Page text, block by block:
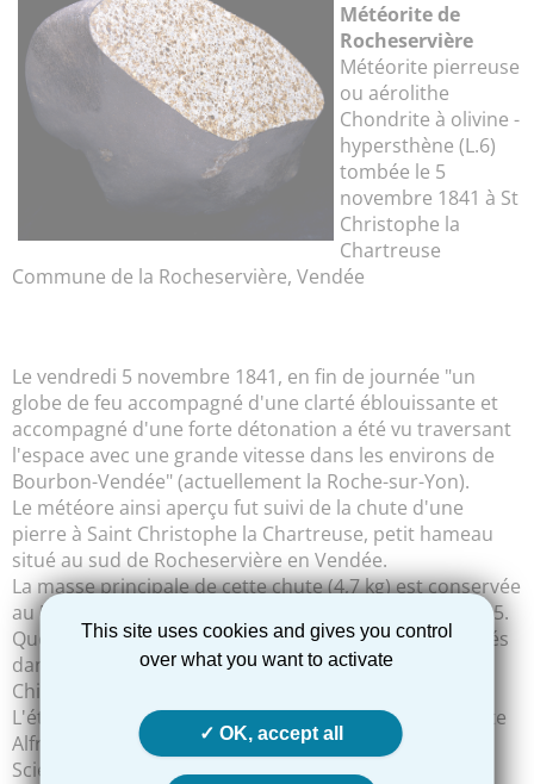
Météorite de
Rocheservière
Météorite pierreuse
ou aérolithe
Chondrite à olivine -
hypersthène (L.6)
tombée le 5
novembre 1841 à St
Christophe la
Chartreuse
Commune de la Rocheservière, Vendée
Le vendredi 5 novembre 1841, en fin de journée "un
globe de feu accompagné d'une clarté éblouissante et
accompagné d'une forte détonation a été vu traversant
l'espace avec une grande vitesse dans les environs de
Bourbon-Vendée" (actuellement la Roche-sur-Yon).
Le météore ainsi aperçu fut suivi de la chute d'une
pierre à Saint Christophe la Chartreuse, petit hameau
situé au sud de Rocheservière en Vendée.
La masse principale de cette chute (4,7 kg) est conservée
au Muséum d'histoire naturelle de Nantes depuis 1895.
Quelques fragments de cette météorite sont conservés
dans d'autres Musées d'histoire naturelle : Paris,
Chicago, Vienne, Londres, ...
L'étude de cette météorite par le célèbre minéralogiste
Alfred Lacroix en 1906, a été publiée à la Société des
Sciences Naturelles de l'Ouest de la France.
This site uses cookies and gives you control
over what you want to activate
OK, accept all